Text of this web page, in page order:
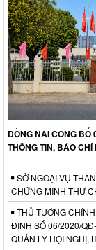
ĐỒNG NAI CÔNG BỐ
THÔNG TIN, BÁO
SỞ NGOẠI VỤ
CHỨNG MINH THƯ
THỦ TƯỚNG
ĐỊNH SỐ 06/2020/
QUẢN LÝ HỘI NGHỊ,